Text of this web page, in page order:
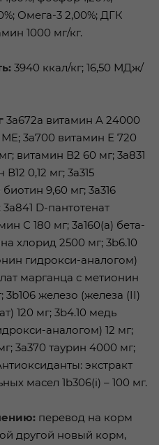
Омега-3 2,00%; ДГК
1000 мг/кг.
3940 ккал/кг; 16,50 МДж/
3a672a витамин A 24000
МЕ; 3a700 витамин Е 720
витамин В2 60 мг; 3a831
0,12 мг; 3а315
9,60 мг; 3a316
D-пантотенат
С 180 мг; 3a160(a) бета-
хлорид 2500 мг; 3b6.10
гидрокси-аналогом)
марганца с метионин
железо (железа (II)
120 мг; 3b4.10 медь
аналогом) 12 мг;
3a370 таурин 4000 мг;
экстракт
масел 1b306(i) – 100 мг.
перевод на корм
другой новый корм,